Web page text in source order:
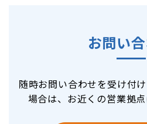
お問い
随時お問い合わせを受け付
場合は、お近くの営業拠点